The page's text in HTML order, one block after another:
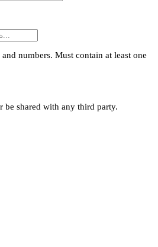
numbers. Must contain at least one
shared with any third party.